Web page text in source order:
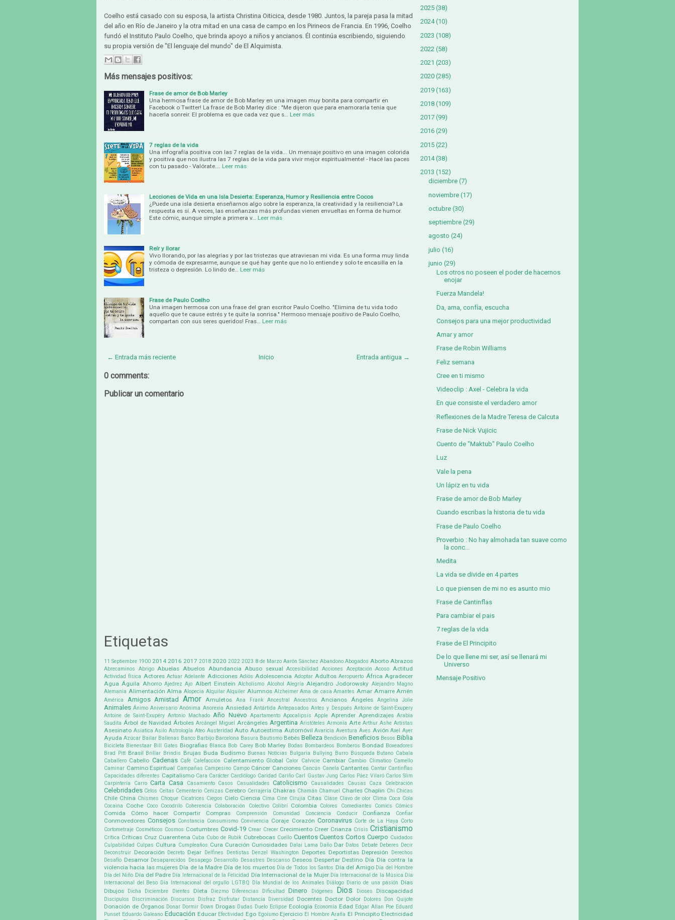
Coelho está casado con su esposa, la artista Christina Oiticica, desde 1980. Juntos, la pareja pasa la mitad
del año en Río de Janeiro y la otra mitad en una casa de campo en los Pirineos de Francia. En 1996, Coelho
fundó el Instituto Paulo Coelho, que brinda apoyo a niños y ancianos. Él continúa escribiendo, siguiendo
su propia versión de "El lenguaje del mundo" de El Alquimista.
Más mensajes positivos:
Frase de amor de Bob Marley
Una hermosa frase de amor de Bob Marley en una imagen muy bonita para compartir en
Facebook o Twitter! La frase de Bob Marley dice : "Me dijeron que para enamorarla tenia que
hacerla sonreir. El problema es que cada vez que s…
Leer más
7 reglas de la vida
Una infografía positiva con las 7 reglas de la vida... Un mensaje positivo en una imagen colorida
y positiva que nos ilustra las 7 reglas de la vida para vivir mejor espiritualmente! - Hacé las paces
con tu pasado - Valórate.…
Leer más
Lecciones de Vida en una Isla Desierta: Esperanza, Humor y Resiliencia entre Cocos
¿Puede una isla desierta enseñarnos algo sobre la esperanza, la creatividad y la resiliencia? La
respuesta es sí. A veces, las enseñanzas más profundas vienen envueltas en forma de humor.
Este cómic, aunque simple a primera v…
Leer más
Reír y llorar
Vivo llorando, por las alegrías y por las tristezas que atraviesan mi vida. Es una forma muy linda
y cómoda de expresarme, aunque se qué hay gente que no lo entiende y solo te encasilla en la
tristeza o depresión. Lo lindo de…
Leer más
Frase de Paulo Coelho
Una imagen hermosa con una frase del gran escritor Paulo Coelho. "Elimina de tu vida todo
aquello que te cause estrés y te quite la sonrisa." Hermoso mensaje positivo de Paulo Coelho,
compartan con sus seres queridos! Fras…
Leer más
← Entrada más reciente Entrada antigua →
Inicio
0 comments:
Publicar un comentario
Etiquetas
11 Septiembre 1900 2014 2016 2017 2018 2020 2022 2023 8 de Marzo Aarón Sánchez Abandono Abogados Aborto Abrazos
Abrecaminos Abrigo Abuelas Abuelos Abundancia Abuso sexual Accesibilidad Acciones Aceptación Acoso Actitud
Actividad física Actores Actuar Adelante Adicciones Adiós Adolescencia Adoptar Adultos Aeropuerto África Agradecer
Agua Águila Ahorro Ajedrez Ajo Albert Einstein Alcholismo Alcohol Alegría Alejandro Jodorowsky Alejandro Magno
Alemania Alimentación Alma Alopecia Alquilar Alquiler Alumnos Alzheimer Ama de casa Amantes Amar Amarre Amén
América Amigos Amistad Amor Amuletos Ana Frank Ancestral Ancestros Ancianos Ángeles Angelina Jolie
Animales Ánimo Aniversario Anónima Anorexia Ansiedad Antártida Antepasados Antes y Después Antoine de Saint-Exupery
Antoine de Saint-Exupéry Antonio Machado Año Nuevo Apartamento Apocalipsis Apple Aprender Aprendizajes Arabia
Saudita Árbol de Navidad Árboles Arcángel Miguel Arcángeles Argentina Aristóteles Armonía Arte Arthur Ashe Artistas
Asesinato Asiatica Asilo Astrología Ateo Austeridad Auto Autoestima Automóvil Avaricia Aventura Aves Avión Axel Ayer
Ayuda Azúcar Bailar Ballenas Banco Barbijo Barcelona Basura Bautismo Bebés Belleza Bendición Beneficios Besos Biblia
Bicicleta Bienestaar Bill Gates Biografias Blanca Bob Carey Bob Marley Bodas Bombardeos Bomberos Bondad Boxeadores
Brad Pitt Brasil Brillar Brindis Brujas Buda Budismo Buenas Noticias Bulgaria Bullying Burro Búsqueda Butano Cabala
Caballero Cabello Cadenas Café Calefacción Calentamiento Global Calor Calvicie Cambiar Cambio Climatico Camello
Caminar Camino Espiritual Campañas Campesino Campo Cáncer Canciones Cancún Canela Cantantes Cantar Cantinflas
Capacidades diferentes Capitalismo Cara Carácter Cardiólogo Caridad Cariño Carl Gustav Jung Carlos Páez Vilaró Carlos Slim
Carpintería
Carro Carta Casa Casamiento Casos Casualidades Catolicismo Causalidades Causas Caza Celebración
Celebridades Celos Celtas Cementerio Cenizas Cerebro Cerrajería Chakras Chamán Chamuel Charles Chaplin Chi Chicas
Chile China Chismes Choque Cicatrices Ciegos Cielo Ciencia Cima Cine Cirujía Citas Clase Clavo de olor Clima Coca Cola
Cocaina
Coche Coco Cocodrilo Coherencia Colaboración Colectivo Colibrí Colombia Colores Comediantes Comics Cómics
Comida Cómo hacer Compartir Compras Comprensión Comunidad Conciencia Conducir Confianza Confiar
Conmovedores Consejos Constancia Consumismo Convivencia Coraje Corazón Coronavirus Corte de La Haya Corto
Cortometraje Cosméticos Cosmos Costumbres Covid-19 Crear Crecer Crecimiento Creer Crianza Crisis Cristianismo
Crítica Críticas Cruz Cuarentena Cuba Cubo de Rubik Cubrebocas Cuello Cuentos Cuentos Cortos Cuerpo Cuidados
Culpabilidad Culpas Cultura Cumpleaños Cura Curación Curiosidades Dalai Lama Daño Dar Datos Debate Deberes Decir
Deconstruir Decoración Decreto Dejar Delfines Dentistas Denzel Washington Deportes Deportistas Depresión
Derechos
Desafío Desamor Desaparecidos Desapego Desarrollo Desastres Descanso Deseos Despertar Destino Día Día contra la
violencia hacia las mujeres Día de la Madre Día de los muertos Día de Todos los Santos Día del Amigo Día del Hombre
Día del Niño Día del Padre Día Internacional de la Felicidad Día Internacional de la Mujer Día Internacional de la Música Día
Internacional del Beso Día Internacional del orgullo LGTBQ Día Mundial de los Animales Diálogo Diario de una pasión Días
Dibujos
Dicha Diciembre Dientes Dieta Diezmo Diferencias Dificultad Dinero Diógenes Dios Dioses Discapacidad
Discipulos Discriminación Discursos Disfraz Disfrutar Distancia Diversidad Docentes Doctor Dolor Dolores Don Quijote
Donación de Órganos Donar Dormir Down Drogas Dudas Duelo Eclipse Ecología Economía Edad Edgar Allan Poe Eduard
Punset Eduardo Galeano Educación Educar Efectividad Ego Egoísmo Ejercicio El Hombre Araña El Principito Electricidad
2025 (38)
2024 (10)
2023 (108)
2022 (58)
2021 (203)
2020 (285)
2019 (163)
2018 (109)
2017 (99)
2016 (29)
2015 (22)
2014 (38)
2013 (152)
diciembre (7)
noviembre (17)
octubre (30)
septiembre (29)
agosto (24)
julio (16)
junio (29)
Los otros no poseen el poder de hacernos
enojar
Fuerza Mandela!
Da, ama, confía, escucha
Consejos para una mejor productividad
Amar y amor
Frase de Robin Williams
Feliz semana
Cree en ti mismo
Videoclip : Axel - Celebra la vida
En que consiste el verdadero amor
Reflexiones de la Madre Teresa de Calcuta
Frase de Nick Vujicic
Cuento de "Maktub" Paulo Coelho
Luz
Vale la pena
Un lápiz en tu vida
Frase de amor de Bob Marley
Cuando escribas la historia de tu vida
Frase de Paulo Coelho
Proverbio : No hay almohada tan suave como
la conc...
Medita
La vida se divide en 4 partes
Lo que piensen de mi no es asunto mio
Frase de Cantinflas
Para cambiar el pais
7 reglas de la vida
Frase de El Principito
De lo que llene mi ser, así se llenará mi
Universo
Mensaje Positivo